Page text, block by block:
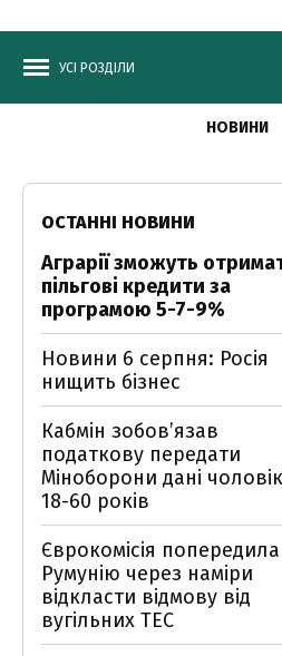
УСІ РОЗДІЛИ
НОВИНИ
ОСТАННІ НОВИНИ
Аграрії зможуть
пільгові кредити за
програмою 5-7-9%
Новини 6 серпня: Росія
нищить бізнес
Кабмін зобовʼязав
податкову передати
Міноборони дані
18-60 років
Єврокомісія попередила
Румунію через наміри
відкласти відмову від
вугільних ТЕС